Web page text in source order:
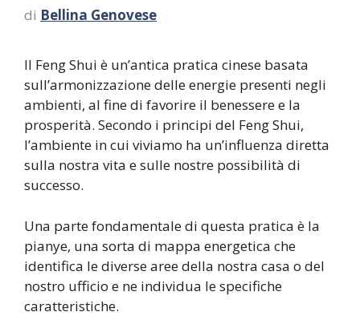
di Bellina Genovese
Il Feng Shui è un’antica pratica cinese basata
sull’armonizzazione delle energie presenti negli
ambienti, al fine di favorire il benessere e la
prosperità. Secondo i principi del Feng Shui,
l’ambiente in cui viviamo ha un’influenza diretta
sulla nostra vita e sulle nostre possibilità di
successo.
Una parte fondamentale di questa pratica è la
pianye, una sorta di mappa energetica che
identifica le diverse aree della nostra casa o del
nostro ufficio e ne individua le specifiche
caratteristiche.